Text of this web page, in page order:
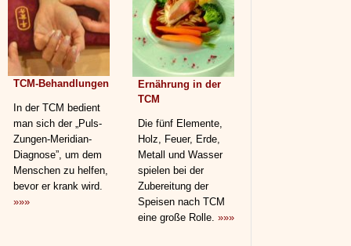
TCM-Behandlungen
In der TCM bedient
man sich der „Puls-
Zungen-Meridian-
Diagnose”, um dem
Menschen zu helfen,
bevor er krank wird.
»»»
Ernährung in der
TCM
Die fünf Elemente,
Holz, Feuer, Erde,
Metall und Wasser
spielen bei der
Zubereitung der
Speisen nach TCM
eine große Rolle. »»»